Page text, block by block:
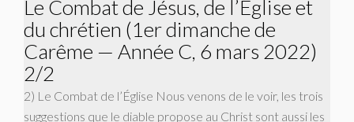
Le Combat de Jésus, de l’Église et
du chrétien (1er dimanche de
Carême — Année C, 6 mars 2022)
2/2
2) Le Combat de l’Église Nous venons de le voir, les trois
suggestions que le diable propose au Christ sont aussi les